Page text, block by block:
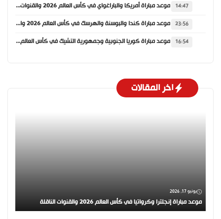
14:47 موعد مباراة أمريكا والباراغواي في كأس العالم 2026 والقنوات الناقلة
23:56 موعد مباراة كندا والبوسنة والهرسك في كأس العالم 2026 والقنوات الناقلة
16:54 موعد مباراة كوريا الجنوبية وجمهورية التشيك في كأس العالم 2026 والقنوات الناقلة
اخر المقالات
يونيو 17, 2026
موعد مباراة إنجلترا وكرواتيا في كأس العالم 2026 والقنوات الناقلة